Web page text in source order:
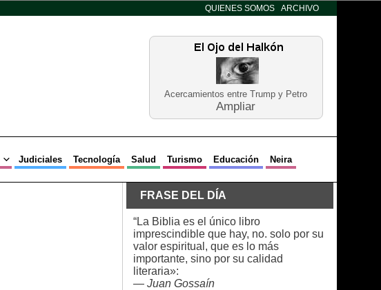
QUIENES SOMOS ARCHIVO
Acercamientos entre Trump y Petro
Ampliar
Judiciales Tecnología Salud Turismo Educación Neira
FRASE DEL DÍA
“La Biblia es el único libro
imprescindible que hay, no. solo por su
valor espiritual, que es lo más
importante, sino por su calidad
literaria»:
— Juan Gossaín